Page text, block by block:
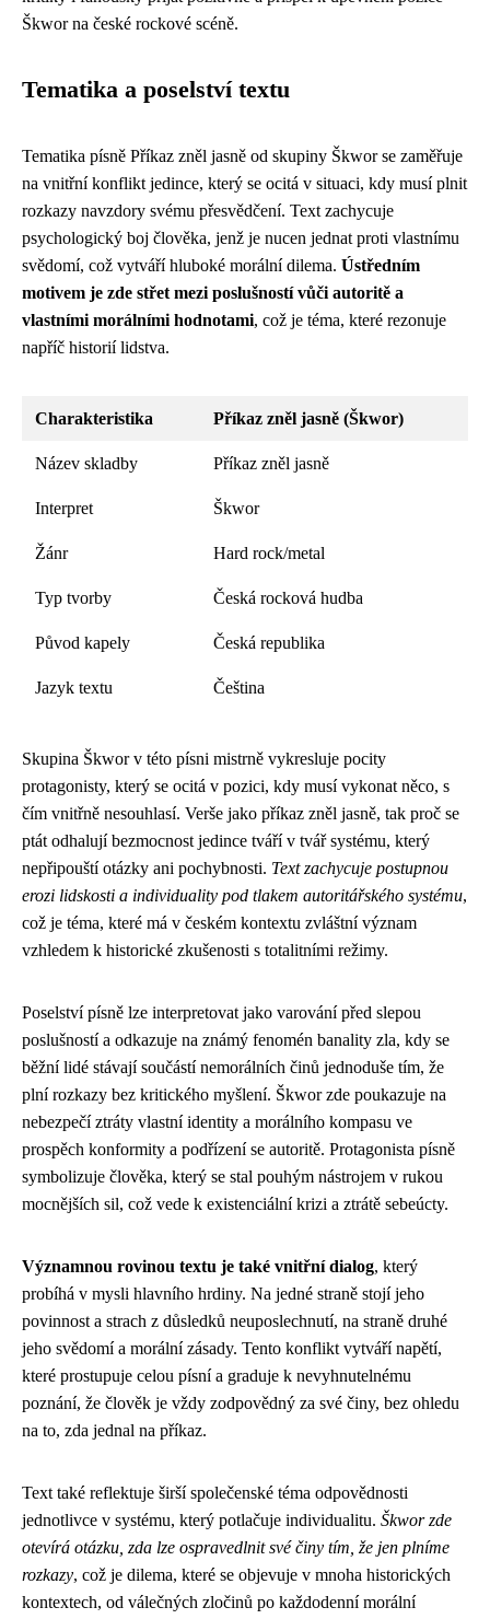
Škwor na české rockové scéně.
Tematika a poselství textu
Tematika písně Příkaz zněl jasně od skupiny Škwor se zaměřuje
na vnitřní konflikt jedince, který se ocitá v situaci, kdy musí plnit
rozkazy navzdory svému přesvědčení. Text zachycuje
psychologický boj člověka, jenž je nucen jednat proti vlastnímu
svědomí, což vytváří hluboké morální dilema. Ústředním
motivem je zde střet mezi poslušností vůči autoritě a
vlastními morálními hodnotami, což je téma, které rezonuje
napříč historií lidstva.
Charakteristika Příkaz zněl jasně (Škwor)
Název skladby Příkaz zněl jasně
Interpret Škwor
Žánr Hard rock/metal
Typ tvorby Česká rocková hudba
Původ kapely Česká republika
Jazyk textu Čeština
Skupina Škwor v této písni mistrně vykresluje pocity
protagonisty, který se ocitá v pozici, kdy musí vykonat něco, s
čím vnitřně nesouhlasí. Verše jako příkaz zněl jasně, tak proč se
ptát odhalují bezmocnost jedince tváří v tvář systému, který
nepřipouští otázky ani pochybnosti. Text zachycuje postupnou
erozi lidskosti a individuality pod tlakem autoritářského systému,
což je téma, které má v českém kontextu zvláštní význam
vzhledem k historické zkušenosti s totalitními režimy.
Poselství písně lze interpretovat jako varování před slepou
poslušností a odkazuje na známý fenomén banality zla, kdy se
běžní lidé stávají součástí nemorálních činů jednoduše tím, že
plní rozkazy bez kritického myšlení. Škwor zde poukazuje na
nebezpečí ztráty vlastní identity a morálního kompasu ve
prospěch konformity a podřízení se autoritě. Protagonista písně
symbolizuje člověka, který se stal pouhým nástrojem v rukou
mocnějších sil, což vede k existenciální krizi a ztrátě sebeúcty.
Významnou rovinou textu je také vnitřní dialog, který
probíhá v mysli hlavního hrdiny. Na jedné straně stojí jeho
povinnost a strach z důsledků neuposlechnutí, na straně druhé
jeho svědomí a morální zásady. Tento konflikt vytváří napětí,
které prostupuje celou písní a graduje k nevyhnutelnému
poznání, že člověk je vždy zodpovědný za své činy, bez ohledu
na to, zda jednal na příkaz.
Text také reflektuje širší společenské téma odpovědnosti
jednotlivce v systému, který potlačuje individualitu. Škwor zde
otevírá otázku, zda lze ospravedlnit své činy tím, že jen plníme
rozkazy, což je dilema, které se objevuje v mnoha historických
kontextech, od válečných zločinů po každodenní morální